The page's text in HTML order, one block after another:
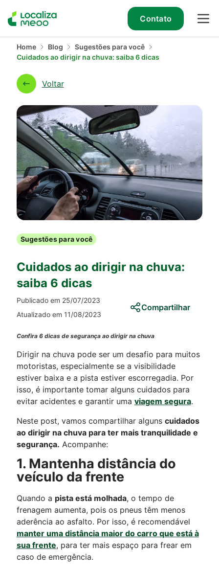
Contato
Home Blog
Sugestões para você
Cuidados ao dirigir na chuva: saiba 6 dicas
Voltar
Sugestões para você
Cuidados ao dirigir na chuva:
saiba 6 dicas
Publicado em 25/07/2023
Atualizado em 11/08/2023
Compartilhar
Confira 6 dicas de segurança ao dirigir na chuva
Dirigir na chuva pode ser um desafio para muitos
motoristas, especialmente se a visibilidade
estiver baixa e a pista estiver escorregadia. Por
isso, é importante tomar alguns cuidados para
evitar acidentes e garantir uma viagem segura.
Neste post, vamos compartilhar alguns cuidados
ao dirigir na chuva para ter mais tranquilidade e
segurança. Acompanhe:
1. Mantenha distância do
veículo da frente
Quando a pista está molhada, o tempo de
frenagem aumenta, pois os pneus têm menos
aderência ao asfalto. Por isso, é recomendável
manter uma distância maior do carro que está à
sua frente, para ter mais espaço para frear em
caso de emergência.